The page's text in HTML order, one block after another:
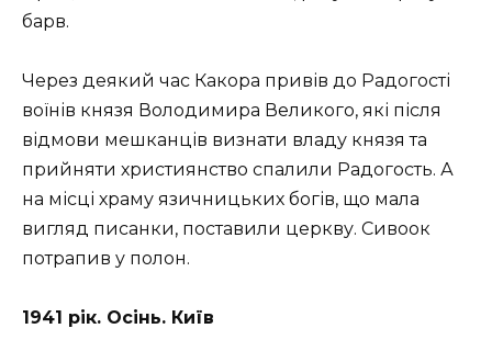
барв.
Через деякий час Какора привів до Радогості
воїнів князя Володимира Великого, які після
відмови мешканців визнати владу князя та
прийняти християнство спалили Радогость. А
на місці храму язичницьких богів, що мала
вигляд писанки, поставили церкву. Сивоок
потрапив у полон.
1941 рік. Осінь. Київ